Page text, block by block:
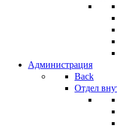
Администрация
Back
Отдел